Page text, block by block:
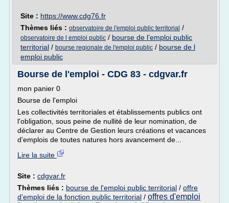
Site : https://www.cdg76.fr
Thèmes liés : observatoire de l'emploi public territorial /
observatoire de l emploi public / bourse de l'emploi public
territorial / bourse regionale de l'emploi public / bourse de l
emploi public
Bourse de l'emploi - CDG 83 - cdgvar.fr
mon panier 0
Bourse de l'emploi
Les collectivités territoriales et établissements publics ont
l'obligation, sous peine de nullité de leur nomination, de
déclarer au Centre de Gestion leurs créations et vacances
d'emplois de toutes natures hors avancement de...
Lire la suite
Site : cdgvar.fr
Thèmes liés : bourse de l'emploi public territorial / offre
d'emploi de la fonction public territorial / offres d'emploi